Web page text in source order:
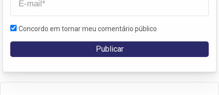
Concordo em tornar meu comentário público